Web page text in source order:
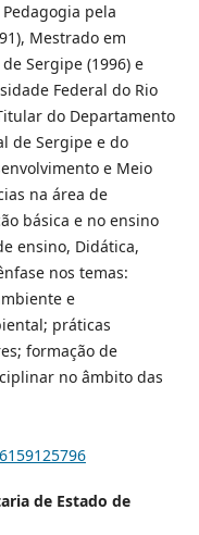
pela
Mestrado em
Sergipe (1996) e
Federal do Rio
do Departamento
de Sergipe e do
e Meio
na área de
básica e no ensino
ensino, Didática,
nos temas:
e
práticas
formação de
no âmbito das
de Estado de